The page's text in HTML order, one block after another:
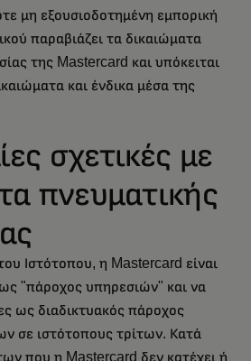
μη εξουσιοδοτημένη εμπορική
παραβιάζει τα δικαιώματα
της Mastercard και υπόκειται
και ένδικα μέσα της
σχετικές με
πνευματικής
Ιστότοπου, η Mastercard είναι
"πάροχος υπηρεσιών" και να
ως διαδικτυακός πάροχος
σε ιστότοπους τρίτων. Κατά
που η Mastercard δεν κατέχει ή